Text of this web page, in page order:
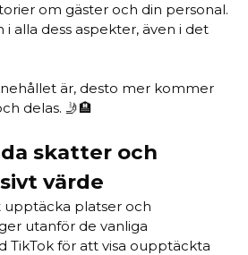
om gäster och din personal.
i alla dess aspekter, även i det
är, desto mer kommer
delas. 🤳🏨
skatter och
värde
upptäcka platser och
utanför de vanliga
TikTok för att visa oupptäckta